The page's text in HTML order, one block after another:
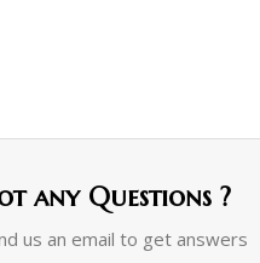
any Questions ?
us an email to get answers